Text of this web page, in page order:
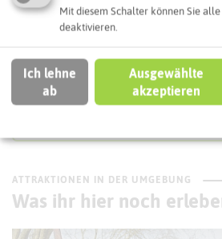
Routenplanung zum Ziel:
ÖPNV-Route finden
ATTRAKTIONEN IN DER UMGEBUNG
Was ihr hier noch
Mit diesem Schalter können Sie
deaktivieren.
Ich lehne
ab
Ausgewählte
akzeptieren